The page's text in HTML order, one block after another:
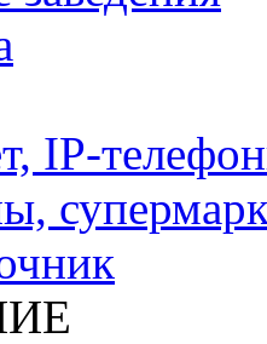
IP-